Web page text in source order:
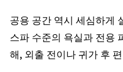
공용 공간 역시 세심하게
스파 수준의 욕실과 전용
해, 외출 전이나 귀가 후